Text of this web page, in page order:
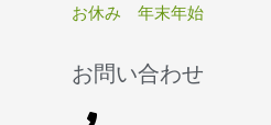
お休み 年末年始
お問い合わせ